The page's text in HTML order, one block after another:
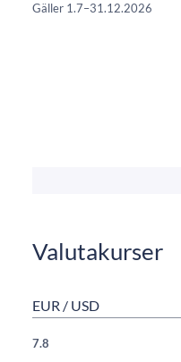
Gäller 1.7–31.12.2026
Valutakurser
EUR / USD
7.8